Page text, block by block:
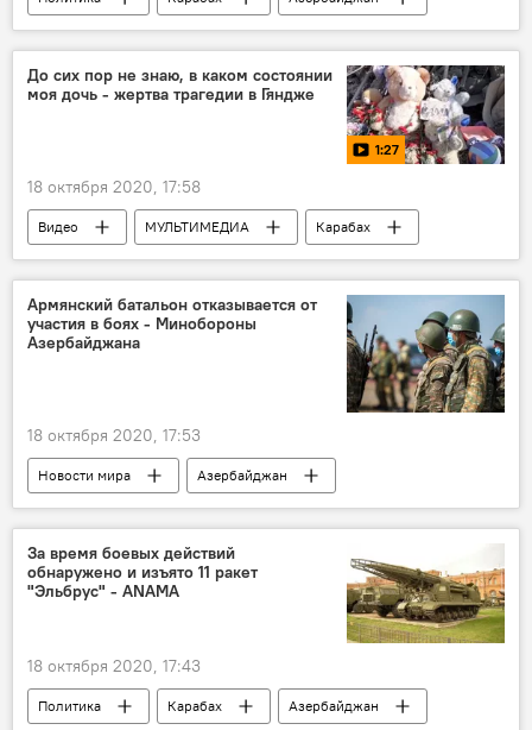
Новости
Видео
МУЛЬТИМЕДИА
Контрнаступление войск Азербайджана
Флаг
Худаферин Мост
До сих пор не знаю, в каком состоянии
моя дочь - жертва трагедии в Гяндже
1:27
18 октября 2020, 17:58
Видео МУЛЬТИМЕДИА
Карабах
Азербайджан
Новости
Контрнаступление войск Азербайджана
Армянский батальон отказывается от
участия в боях - Минобороны
Азербайджана
18 октября 2020, 17:53
Новости мира
Азербайджан
Новости
Политика
Карабах
батальон
Отказ
Контрнаступление войск Азербайджана
За время боевых действий
обнаружено и изъято 11 ракет
"Эльбрус" - ANAMA
18 октября 2020, 17:43
Политика Карабах
Азербайджан